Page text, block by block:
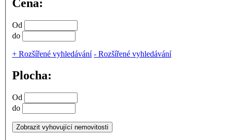
Cena:
Od
do
+ Rozšířené vyhledávání - Rozšířené vyhledávání
Plocha:
Od
do